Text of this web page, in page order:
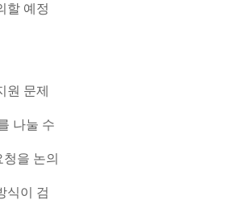
할 예정
원 문제
나눌 수
을 논의
식이 검